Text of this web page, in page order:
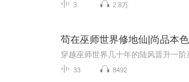
3 2.8万
苟在巫师世界修地仙|尚品本
33 8492